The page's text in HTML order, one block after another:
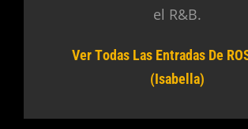
el R&B.
Ver Todas Las Entradas De
(Isabella)